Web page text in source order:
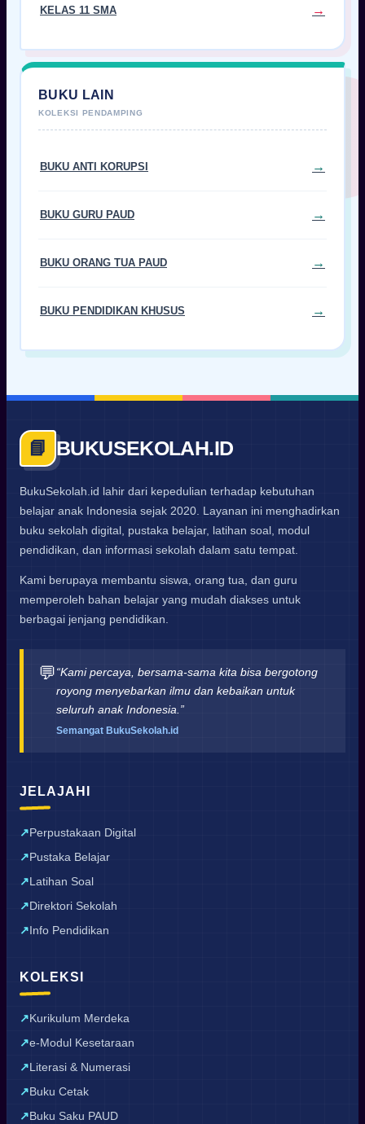
KELAS 11 SMA
BUKU LAIN
BUKU ANTI KORUPSI
BUKU GURU PAUD
BUKU ORANG TUA PAUD
BUKU PENDIDIKAN KHUSUS
📘 BUKUSEKOLAH.ID
BukuSekolah.id lahir dari kepedulian terhadap kebutuhan
belajar anak Indonesia sejak 2020. Layanan ini menghadirkan
buku sekolah digital, pustaka belajar, latihan soal, modul
pendidikan, dan informasi sekolah dalam satu tempat.
Kami berupaya membantu siswa, orang tua, dan guru
memperoleh bahan belajar yang mudah diakses untuk
berbagai jenjang pendidikan.
💬“Kami percaya, bersama-sama kita bisa bergotong
royong menyebarkan ilmu dan kebaikan untuk
seluruh anak Indonesia.”
Semangat BukuSekolah.id
JELAJAHI
Perpustakaan Digital
Pustaka Belajar
Latihan Soal
Direktori Sekolah
Info Pendidikan
KOLEKSI
Kurikulum Merdeka
e-Modul Kesetaraan
Literasi & Numerasi
Buku Cetak
Buku Saku PAUD